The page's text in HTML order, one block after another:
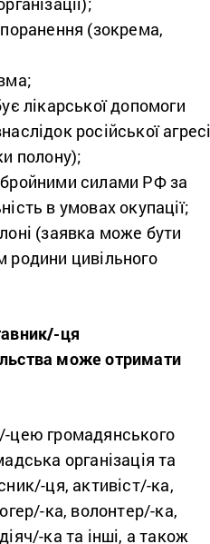
(зокрема,
лікарської допомоги
російської
полону);
силами РФ за
в умовах окупації;
(заявка може бути
родини цивільного
ця
може отримати
цею громадянського
організація та
ця, активіст/-ка,
ка, волонтер/-ка,
ка та інші, а також